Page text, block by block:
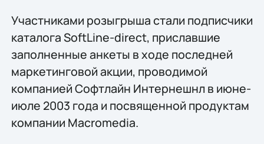
Участниками розыгрыша стали подписчики
каталога SoftLine-direct, приславшие
заполненные анкеты в ходе последней
маркетинговой акции, проводимой
компанией Софтлайн Интернешнл в июне-
июле 2003 года и посвященной продуктам
компании Macromedia.